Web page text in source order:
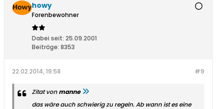
howy
Forenbewohner
Dabei seit: 25.09.2001
Beiträge: 8353
#9
22.02.2014, 19:58
Zitat vonmanne
das wäre auch schwierig zu regeln. Ab wann ist es eine